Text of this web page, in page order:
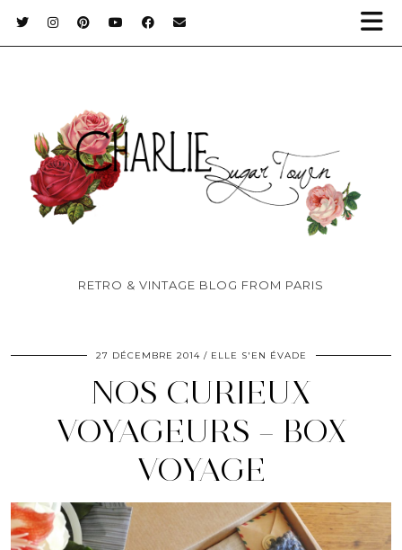
RETRO & VINTAGE BLOG FROM PARIS
27 DÉCEMBRE 2014 ELLE S'EN ÉVADE
NOS CURIEUX
VOYAGEURS – BOX
VOYAGE